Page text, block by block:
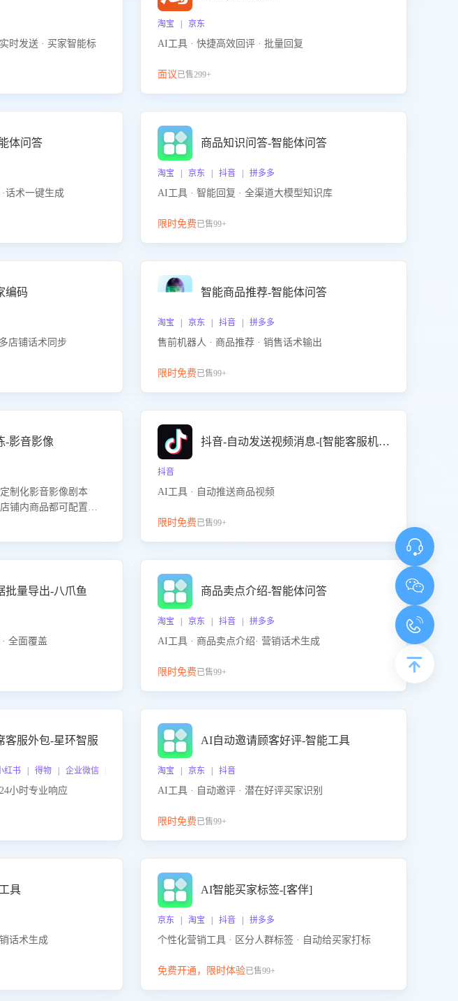
时发送 · 买家智能标
淘宝 | 京东
AI工具 · 快捷高效回评 · 批量回复
面议已售299+
体问答
话术一键生成
商品知识问答-智能体问答
淘宝 | 京东 | 抖音 | 拼多多
AI工具 · 智能回复 · 全渠道大模型知识库
限时免费已售99+
编码
店铺话术同步
智能商品推荐-智能体问答
淘宝 | 京东 | 抖音 | 拼多多
售前机器人 · 商品推荐 · 销售话术输出
限时免费已售99+
-影音影像
制化影音影像剧本
铺内商品都可配置到
开通”，快速获取影音
抖音-自动发送视频消息-[智能客服机器人]
抖音
AI工具 · 自动推送商品视频
限时免费已售99+
批量导出-八爪鱼
全面覆盖
商品卖点介绍-智能体问答
淘宝 | 京东 | 抖音 | 拼多多
AI工具 · 商品卖点介绍· 营销话术生成
限时免费已售99+
客服外包-星环智服
书 | 得物 | 企业微信 | 跨平台
小时专业响应
AI自动邀请顾客好评-智能工具
淘宝 | 京东 | 抖音
AI工具 · 自动邀评 · 潜在好评买家识别
限时免费已售99+
具
话术生成
AI智能买家标签-[客伴]
京东 | 淘宝 | 抖音 | 拼多多
个性化营销工具 · 区分人群标签 · 自动给买家打标
免费开通，限时体验已售99+